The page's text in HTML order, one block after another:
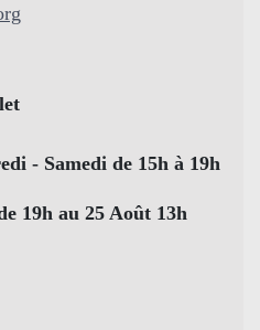
- Samedi de 15h à 19h
19h au 25 Août 13h